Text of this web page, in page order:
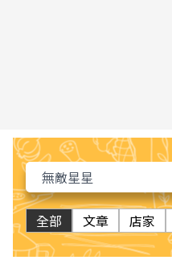
全部 文章 店家